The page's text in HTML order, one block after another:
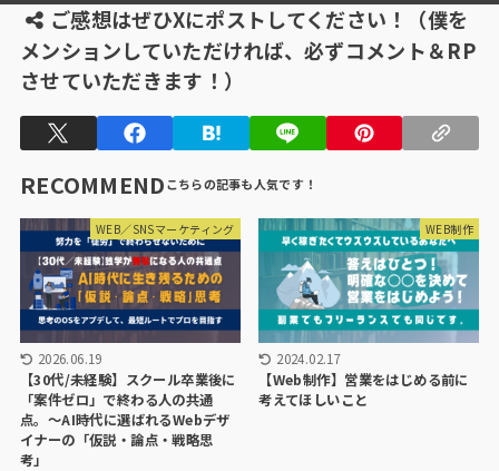
ご感想はぜひXにポストしてください！（僕を
メンションしていただければ、必ずコメント＆RP
させていただきます！）
RECOMMEND
WEB／SNSマーケティング
2026.06.19
【30代/未経験】スクール卒業後に
「案件ゼロ」で終わる人の共通
点。〜AI時代に選ばれるWebデザ
イナーの「仮説・論点・戦略思
考」
WEB制作
2024.02.17
【Web制作】営業をはじめる前に
考えてほしいこと